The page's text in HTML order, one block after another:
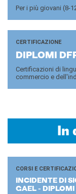
Per i più giovani (8-
CERTIFICAZIONE
DI­PLO­MI
Certificazioni di
commercio e
In
CORSI E
IN­CI­DEN­TE DI
GAEL -